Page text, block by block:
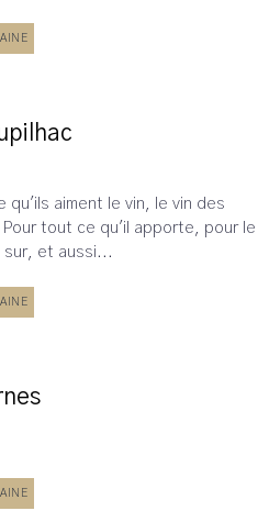
qu'ils aiment le vin, le vin des
tout ce qu'il apporte, pour le
sur, et aussi...